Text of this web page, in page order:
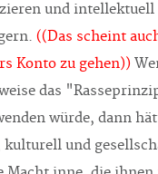
und intellektuell
((Das scheint
Konto zu gehen))
das
würde, dann
und